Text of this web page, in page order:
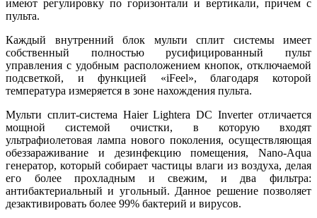
имеют регулировку по горизонтали и вертикали, причем с
пульта.
Каждый внутренний блок мульти сплит системы имеет
собственный полностью русифицированный пульт
управления с удобным расположением кнопок, отключаемой
подсветкой, и функцией «iFeel», благодаря которой
температура измеряется в зоне нахождения пульта.
Мульти сплит-система Haier Lightera DC Inverter отличается
мощной системой очистки, в которую входят
ультрафиолетовая лампа нового поколения, осуществляющая
обеззараживание и дезинфекцию помещения, Nano-Aqua
генератор, который собирает частицы влаги из воздуха, делая
его более прохладным и свежим, и два фильтра:
антибактериальный и угольный. Данное решение позволяет
дезактивировать более 99% бактерий и вирусов.